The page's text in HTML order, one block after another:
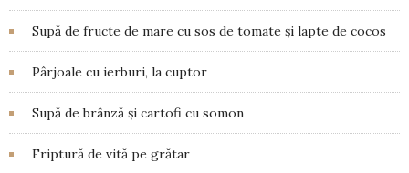
Supă de fructe de mare cu sos de tomate și lapte de cocos
Pârjoale cu ierburi, la cuptor
Supă de brânză și cartofi cu somon
Friptură de vită pe grătar